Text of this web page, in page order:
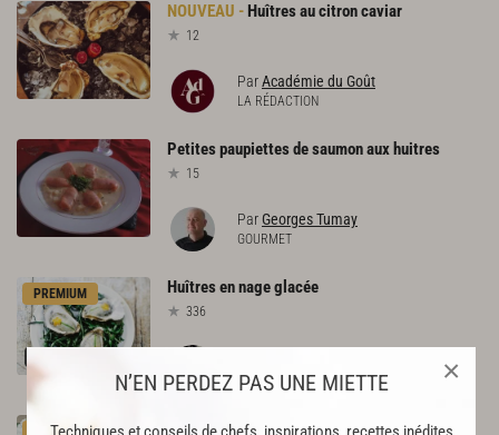
N’EN PERDEZ PAS UNE MIETTE ×
Huîtresaucitroncaviar
12
ParAcadémie du Goût
LA RÉDACTION
Petitespaupiettesdesaumonaux huitres
15
ParGeorges Tumay
GOURMET
PREMIUM Huîtresennageglacée
336
CHEF
PREMIUM Tartare d'huîtres